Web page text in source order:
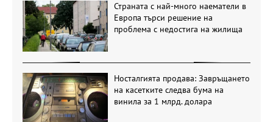
Страната с най-много наематели в
Европа търси решение на
проблема с недостига на жилища
Носталгията продава: Завръщането
на касетките следва бума на
винила за 1 млрд. долара